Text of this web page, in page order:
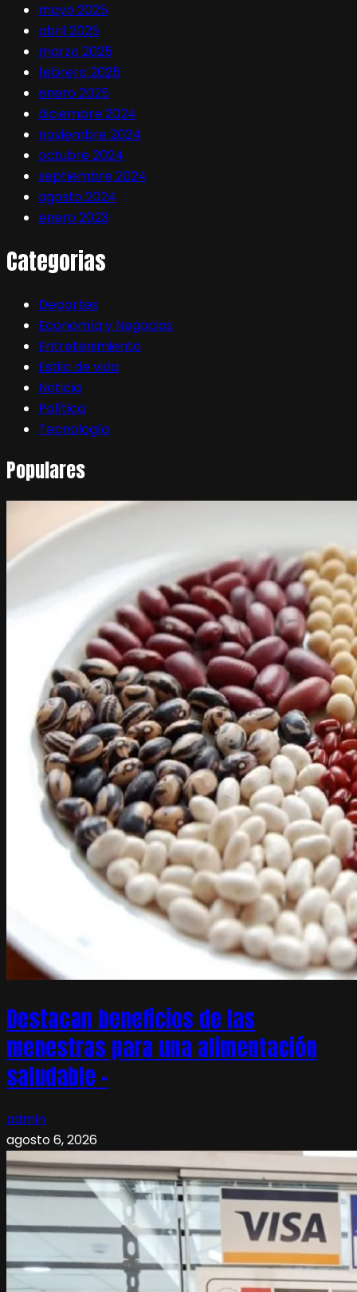
mayo 2025
abril 2025
marzo 2025
febrero 2025
enero 2025
diciembre 2024
noviembre 2024
octubre 2024
septiembre 2024
agosto 2024
enero 2023
Categorias
Deportes
Economía y Negocios
Entretenimiento
Estilo de vida
Noticia
Política
Tecnología
Populares
Destacan beneficios de las
menestras para una alimentación
saludable –
admin
agosto 6, 2026